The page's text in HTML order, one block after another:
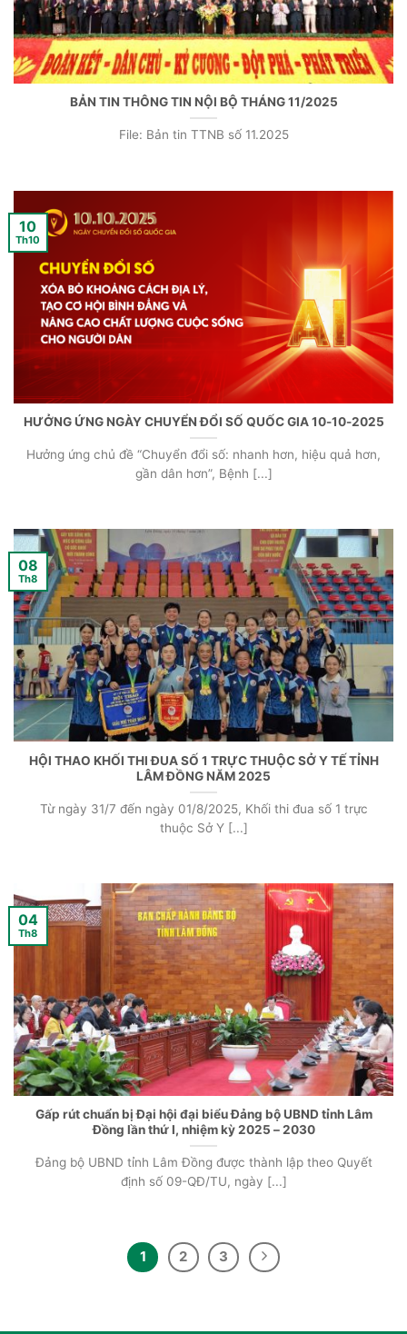
BẢN TIN THÔNG TIN NỘI BỘ THÁNG 11/2025
File: Bản tin TTNB số 11.2025
HƯỞNG ỨNG NGÀY CHUYỂN ĐỔI SỐ QUỐC GIA 10-10-2025
Hưởng ứng chủ đề “Chuyển đổi số: nhanh hơn, hiệu quả hơn,
gần dân hơn”, Bệnh [...]
10
Th10
HỘI THAO KHỐI THI ĐUA SỐ 1 TRỰC THUỘC SỞ Y TẾ TỈNH
LÂM ĐỒNG NĂM 2025
Từ ngày 31/7 đến ngày 01/8/2025, Khối thi đua số 1 trực
thuộc Sở Y [...]
08
Th8
Gấp rút chuẩn bị Đại hội đại biểu Đảng bộ UBND tỉnh Lâm
Đồng lần thứ I, nhiệm kỳ 2025 – 2030
Đảng bộ UBND tỉnh Lâm Đồng được thành lập theo Quyết
định số 09-QĐ/TU, ngày [...]
04
Th8
1 2 3